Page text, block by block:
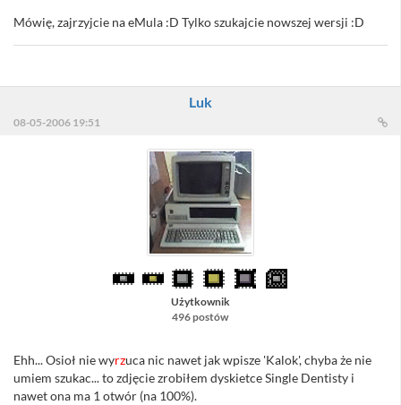
Mówię, zajrzyjcie na eMula :D Tylko szukajcie nowszej wersji :D
Luk
08-05-2006 19:51
Użytkownik
496 postów
Ehh... Osioł nie wyrzuca nic nawet jak wpisze 'Kalok', chyba że nie
umiem szukac... to zdjęcie zrobiłem dyskietce Single Dentisty i
nawet ona ma 1 otwór (na 100%).